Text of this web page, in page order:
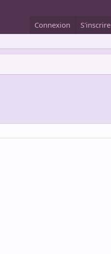
Connexion S'inscrire